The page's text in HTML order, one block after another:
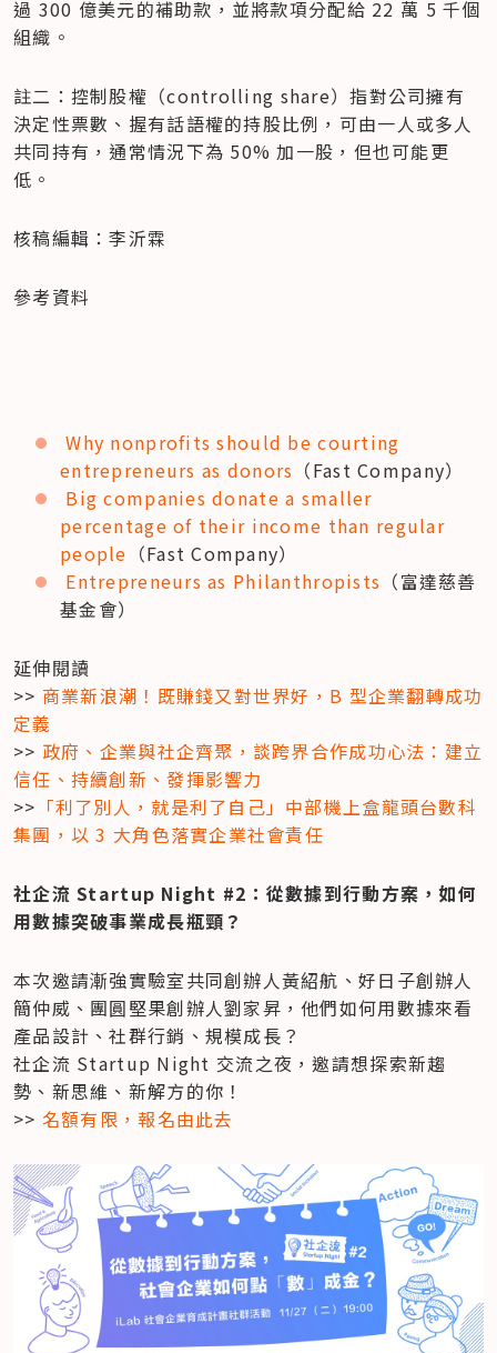
過 300 億美元的補助款，並將款項分配給 22 萬 5 千個
組織。
註二：控制股權（controlling share）指對公司擁有
決定性票數、握有話語權的持股比例，可由一人或多人
共同持有，通常情況下為 50% 加一股，但也可能更
低。
核稿編輯：李沂霖
參考資料
Why nonprofits should be courting
entrepreneurs as donors （Fast Company）
Big companies donate a smaller
percentage of their income than regular
people （Fast Company）
Entrepreneurs as Philanthropists （富達慈善
基金會）
延伸閱讀
>> 商業新浪潮！既賺錢又對世界好，B 型企業翻轉成功
定義
>> 政府、企業與社企齊聚，談跨界合作成功心法：建立
信任、持續創新、發揮影響力
>> 「利了別人，就是利了自己」中部機上盒龍頭台數科
集團，以 3 大角色落實企業社會責任
社企流 Startup Night #2：從數據到行動方案，如何
用數據突破事業成長瓶頸？
本次邀請漸強實驗室共同創辦人黃紹航、好日子創辦人
簡仲威、團圓堅果創辦人劉家昇，他們如何用數據來看
產品設計、社群行銷、規模成長？
社企流 Startup Night 交流之夜，邀請想探索新趨
勢、新思維、新解方的你！
>> 名額有限，報名由此去